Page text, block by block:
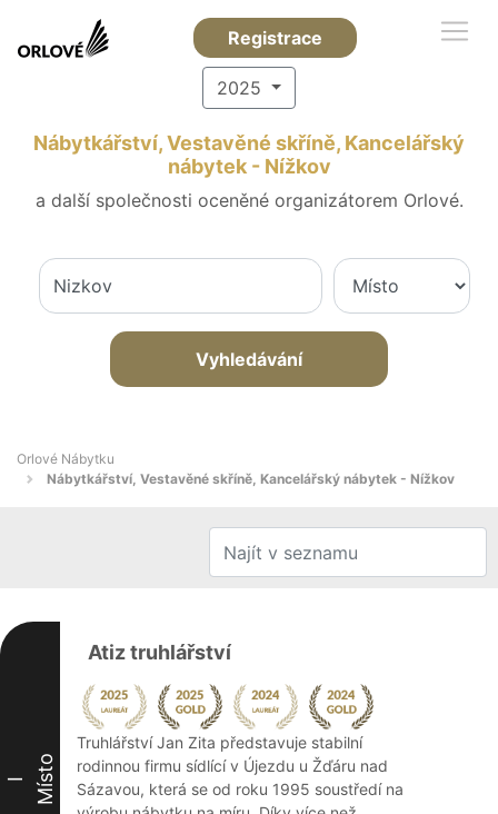
Registrace
2025
Nábytkářství, Vestavěné skříně, Kancelářský
nábytek - Nížkov
a další společnosti oceněné organizátorem Orlové.
Vyhledávání
Orlové Nábytku
Nábytkářství, Vestavěné skříně, Kancelářský nábytek - Nížkov
I Místo
Atiz truhlářství
Truhlářství Jan Zita představuje stabilní
rodinnou firmu sídlící v Újezdu u Žďáru nad
Sázavou, která se od roku 1995 soustředí na